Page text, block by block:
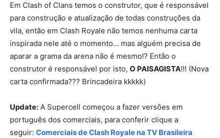
Em Clash of Clans temos o construtor, que é responsável
para construção e atualização de todas construções da
vila, então em Clash Royale não temos nenhuma carta
inspirada nele até o momento… mas alguém precisa de
aparar a grama da arena não é mesmo!? Então o
construtor é responsável por isto, O PAISAGISTA!!! (Nova
carta confirmada??? Brincadeira kkkkk)
Update: A Supercell começou a fazer versões em
português dos comerciais, para conferir clique a
seguir: Comerciais de Clash Royale na TV Brasileira